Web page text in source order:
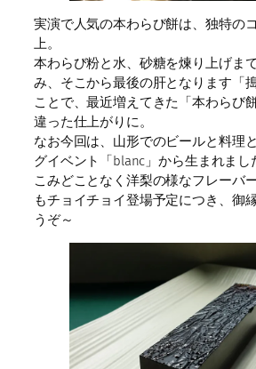
実演で人気の本わらび餅は、独特の
上。
本わらび粉と水、砂糖を煉り上げま
み、そこから最後の肝となります「
ことで、最近増えてきた「本わらび
違った仕上がりに。
なお今回は、山形でのビールと料理
グイベント「blanc」から生まれまし
こみどことなく洋梨の様なフレーバ
もチョイチョイ登場予定につき、御
うぞ～